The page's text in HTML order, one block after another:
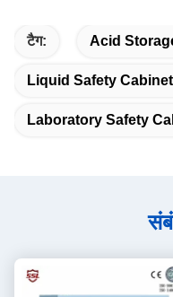
टैग: Acid
Liquid Safety
Laboratory Safety